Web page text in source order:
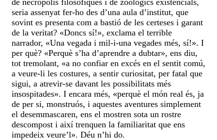
seria assenyat fer-ho des d’una aula d’institut, que
sovint es presenta com a bastió de les certeses i garant
de la veritat? «Doncs sí!», exclama el terrible
narrador, «Una vegada i mil-i-una vegades més, sí!». I
per què? «Perquè s’ha d’aprendre a dubtar», ens diu,
tot tremolant, «a no confiar en excés en el sentit comú,
a veure-li les costures, a sentir curiositat, per fatal que
sigui, a atrevir-se davant les possibilitats més
insospitades». I encara més, «perquè el món real és, ja
de per si, monstruós, i aquestes aventures simplement
el desemmascaren, ens el mostren sota un rostre
descompost i així trenquen la familiaritat que ens
impedeix veure’l». Déu n’hi do.